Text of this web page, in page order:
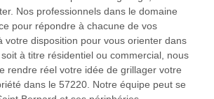
Nos professionnels dans le domaine
pour répondre à chacune de vos
votre disposition pour vous orienter dans
à titre résidentiel ou commercial, nous
rendre réel votre idée de grillager votre
dans le 57220. Notre équipe peut se